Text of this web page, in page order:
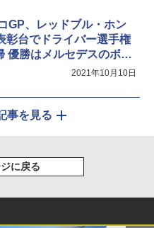
GP、レッドブル・ホン
彰台でドライバー選手権
優勝はメルセデスのボッ
2021年10月10日
事を見る
に戻る